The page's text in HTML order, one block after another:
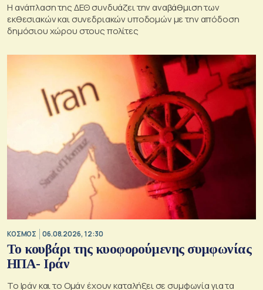
Η ανάπλαση της ΔΕΘ συνδυάζει την αναβάθμιση των
εκθεσιακών και συνεδριακών υποδομών με την απόδοση
δημόσιου χώρου στους πολίτες
ΚΟΣΜΟΣ 06.08.2026, 12:30
Το κουβάρι της κυοφορούμενης συμφωνίας
ΗΠΑ- Ιράν
Το Ιράν και το Ομάν έχουν καταλήξει σε συμφωνία για τα